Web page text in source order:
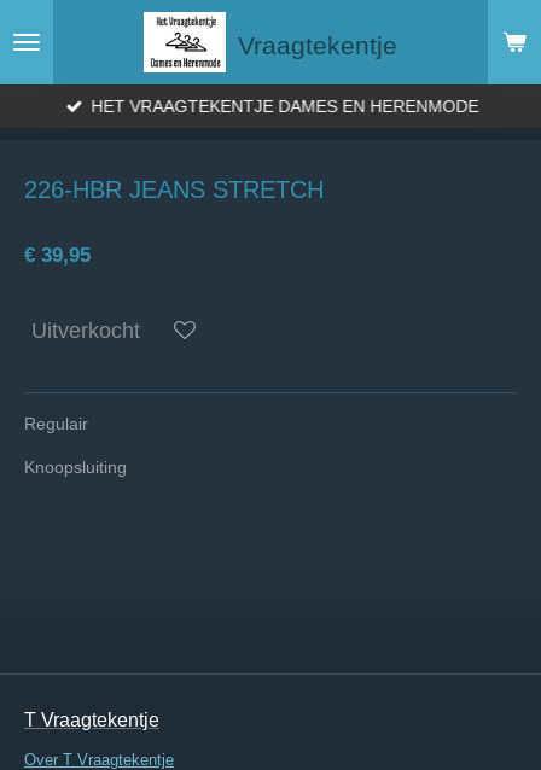
direct
Vraagtekentje
HET VRAAGTEKENTJE DAMES EN HERENMODE
226-HBR JEANS STRETCH
€ 39,95
Uitverkocht
Regulair
Knoopsluiting
T Vraagtekentje
Over T Vraagtekentje